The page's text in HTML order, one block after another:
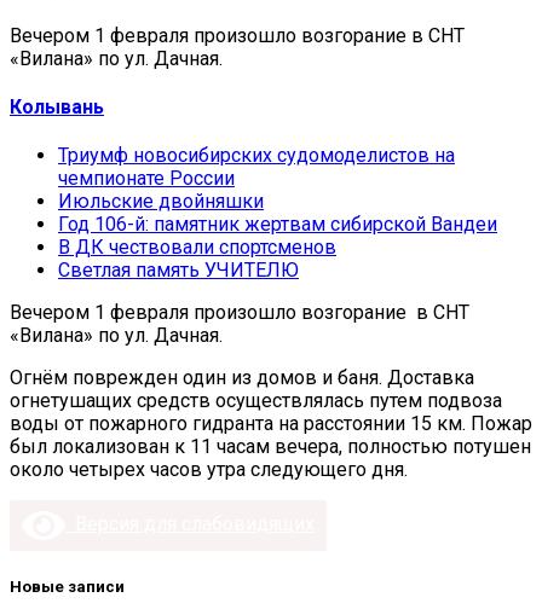
Вечером 1 февраля произошло возгорание в СНТ
«Вилана» по ул. Дачная.
Колывань
Триумф новосибирских судомоделистов на
чемпионате России
Июльские двойняшки
Год 106-й: памятник жертвам сибирской Вандеи
В ДК чествовали спортсменов
Светлая память УЧИТЕЛЮ
Вечером 1 февраля произошло возгорание в СНТ
«Вилана» по ул. Дачная.
Огнём поврежден один из домов и баня. Доставка
огнетушащих средств осуществлялась путем подвоза
воды от пожарного гидранта на расстоянии 15 км. Пожар
был локализован к 11 часам вечера, полностью потушен
около четырех часов утра следующего дня.
Новые записи